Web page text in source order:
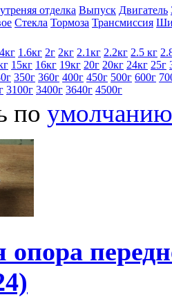
отделка Выпуск Двигатель
Стекла Тормоза Трансмиссия
1.6кг 2г 2кг 2.1кг 2.2кг 2.5 кг
15кг 16кг 19кг 20г 20кг 24кг 25г
350г 360г 400г 450г 500г 600г
3100г 3400г 3640г 4500г
по умолчанию